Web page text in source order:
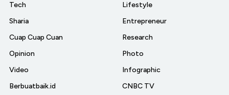
Tech
Sharia
Cuap Cuap Cuan
Opinion
Video
Berbuatbaik.id
Lifestyle
Entrepreneur
Research
Photo
Infographic
CNBC TV